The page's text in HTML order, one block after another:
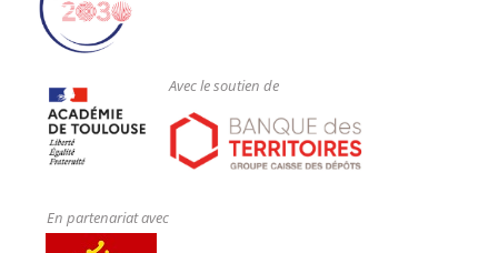
Avec le soutien de
En partenariat avec